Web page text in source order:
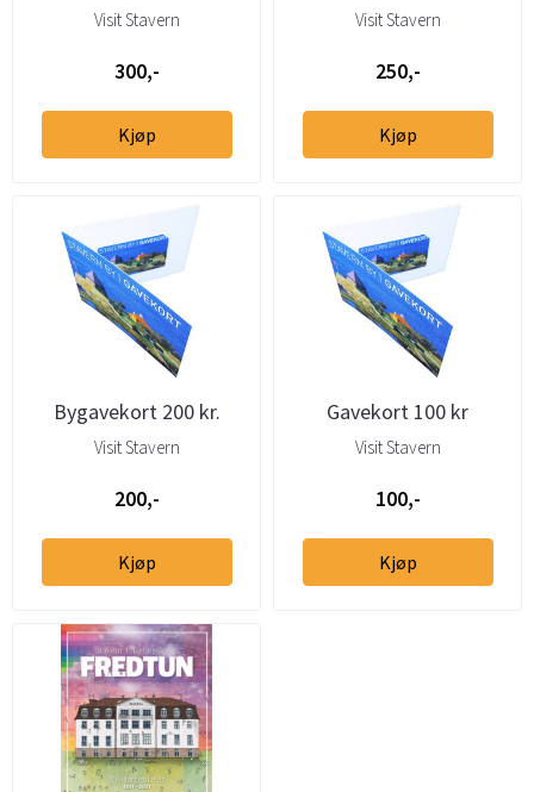
Visit Stavern
300,-
Kjøp
Visit Stavern
250,-
Kjøp
Bygavekort 200 kr.
Visit Stavern
200,-
Kjøp
Gavekort 100 kr
Visit Stavern
100,-
Kjøp